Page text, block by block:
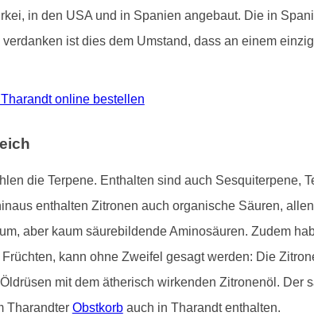
in den USA und in Spanien angebaut. Die in
ist dies dem Umstand, dass an einem
online bestellen
die Terpene. Enthalten sind auch Sesquiterpene,
enthalten Zitronen auch organische Säuren,
aber kaum säurebildende Aminosäuren. Zudem
kann ohne Zweifel gesagt werden: Die
mit dem ätherisch wirkenden Zitronenöl. Der
Tharandter Obstkorbauch in Tharandt enthalten.